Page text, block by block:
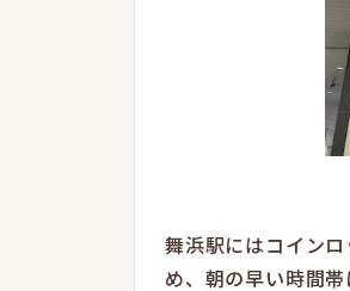
舞浜駅にはコイン
め、朝の早い時間帯